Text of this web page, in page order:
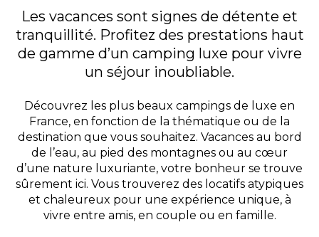
Les vacances sont signes de détente et
tranquillité. Profitez des prestations haut
de gamme d’un camping luxe pour vivre
un séjour inoubliable.
Découvrez les plus beaux campings de luxe en
France, en fonction de la thématique ou de la
destination que vous souhaitez. Vacances au bord
de l’eau, au pied des montagnes ou au cœur
d’une nature luxuriante, votre bonheur se trouve
sûrement ici. Vous trouverez des locatifs atypiques
et chaleureux pour une expérience unique, à
vivre entre amis, en couple ou en famille.